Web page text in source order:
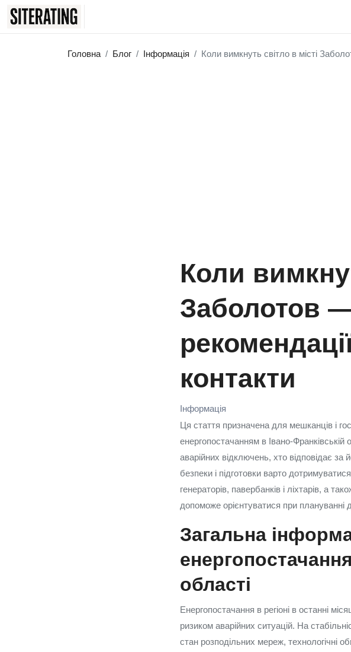
Головна Блог Інформація Коли вимкнуть світло в місті
Коли
Заболотов
контакти
Інформація
Ця стаття призначена для мешканців і
енергопостачанням в
аварійних відключень, хто відповідає
безпеки і підготовки варто
генераторів, павербанків і ліхтарів, а
допоможе орієнтуватися при плануванні
Загальна
області
Енергопостачання в регіоні в останні
ризиком аварійних ситуацій. На
стан розподільних мереж, технологічні